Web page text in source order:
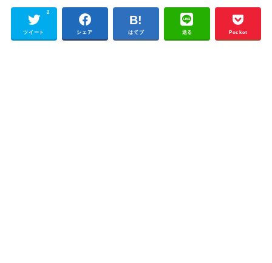
ツイート
2
シェア はてブ 送る Pocket